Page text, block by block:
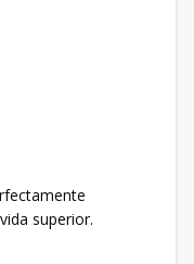
superior.